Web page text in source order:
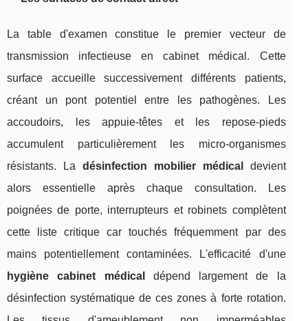
La table d'examen constitue le premier vecteur de
transmission infectieuse en cabinet médical. Cette
surface accueille successivement différents patients,
créant un pont potentiel entre les pathogènes. Les
accoudoirs, les appuie-têtes et les repose-pieds
accumulent particulièrement les micro-organismes
résistants. La désinfection mobilier médical
devient
alors essentielle après chaque consultation. Les
poignées de porte, interrupteurs et robinets complètent
cette liste critique car touchés fréquemment par des
mains potentiellement contaminées. L'efficacité d'une
hygiène cabinet médical
dépend largement de la
désinfection systématique de ces zones à forte rotation.